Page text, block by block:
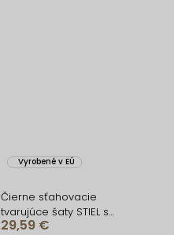
Vyrobené v EÚ
Čierne sťahovacie
tvarujúce šaty STIEL s
dlhým rukávom
29,59 €